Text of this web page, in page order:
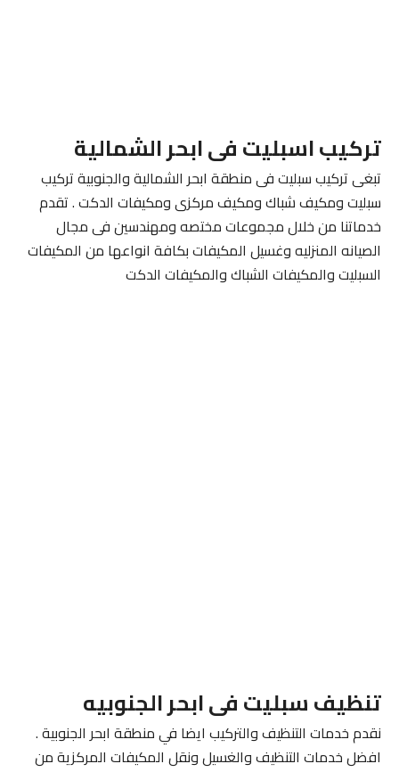
تركيب اسبليت فى ابحر الشمالية
تبغى تركيب سبليت فى منطقة ابحر الشمالية والجنوبية تركيب
سبليت ومكيف شباك ومكيف مركزى ومكيفات الدكت . تقدم
خدماتنا من خلال مجموعات مختصه ومهندسين فى مجال
الصيانه المنزليه وغسيل المكيفات بكافة انواعها من المكيفات
السبليت والمكيفات الشباك والمكيفات الدكت
تنظيف سبليت فى ابحر الجنوبيه
نقدم خدمات التنظيف والتركيب ايضا في منطقة ابحر الجنوبية .
افضل خدمات التنظيف والغسيل ونقل المكيفات المركزية من